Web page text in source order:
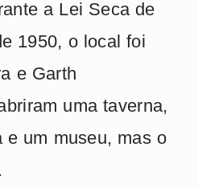
a Lei Seca de
1950, o local foi
e Garth
uma taverna,
e um museu, mas o